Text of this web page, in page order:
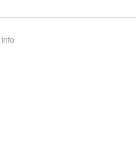
Info